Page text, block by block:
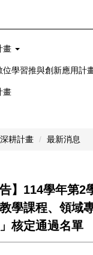
畫
位學習推與創新應⽤計
畫
耕計畫 最新消息
告】114學年第2
學課程、領域
核定通過名單